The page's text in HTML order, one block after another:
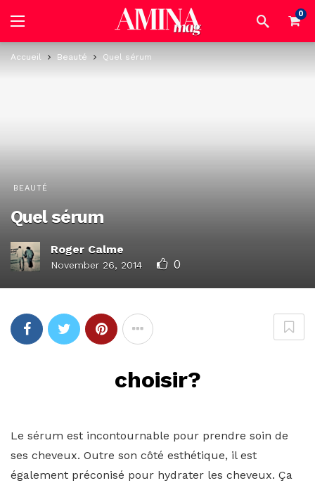
0
Accueil Beauté Quel sérum
BEAUTÉ
Quel sérum
Roger Calme
November 26, 2014 0
choisir?
Le sérum est incontournable pour prendre soin de
ses cheveux. Outre son côté esthétique, il est
également préconisé pour hydrater les cheveux. Ça